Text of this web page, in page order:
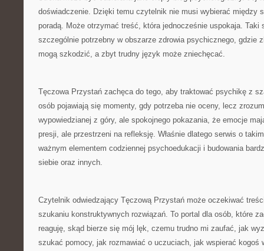
doświadczenie. Dzięki temu czytelnik nie musi wybierać między
poradą. Może otrzymać treść, która jednocześnie uspokaja. Taki
szczególnie potrzebny w obszarze zdrowia psychicznego, gdzie
mogą szkodzić, a zbyt trudny język może zniechęcać.
Tęczowa Przystań zachęca do tego, aby traktować psychikę z
osób pojawiają się momenty, gdy potrzeba nie oceny, lecz
wypowiedzianej z góry, ale spokojnego pokazania, że emocje
presji, ale przestrzeni na refleksję. Właśnie dlatego serwis o
ważnym elementem codziennej psychoedukacji i budowania
siebie oraz innych.
Czytelnik odwiedzający Tęczową Przystań może oczekiwać
szukaniu konstruktywnych rozwiązań. To portal dla osób, które
reaguję, skąd bierze się mój lęk, czemu trudno mi zaufać, jak
szukać pomocy, jak rozmawiać o uczuciach, jak wspierać kogoś